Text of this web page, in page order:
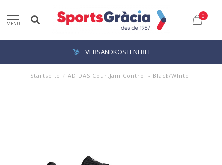
MENU
0
VERSANDKOSTENFREI
Startseite / ADIDAS CourtJam Control - Black/White